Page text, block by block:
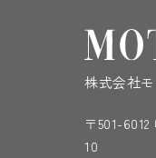
株式会社
〒501-
10